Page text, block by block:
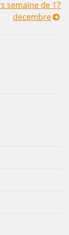
semaine de 17
decembre